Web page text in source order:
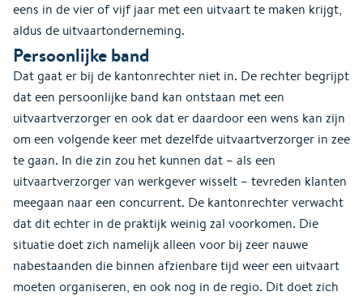
eens in de vier of vijf jaar met een uitvaart te maken krijgt,
aldus de uitvaartonderneming.
Persoonlijke band
Dat gaat er bij de kantonrechter niet in. De rechter begrijpt
dat een persoonlijke band kan ontstaan met een
uitvaartverzorger en ook dat er daardoor een wens kan zijn
om een volgende keer met dezelfde uitvaartverzorger in zee
te gaan. In die zin zou het kunnen dat – als een
uitvaartverzorger van werkgever wisselt – tevreden klanten
meegaan naar een concurrent. De kantonrechter verwacht
dat dit echter in de praktijk weinig zal voorkomen. Die
situatie doet zich namelijk alleen voor bij zeer nauwe
nabestaanden die binnen afzienbare tijd weer een uitvaart
moeten organiseren, en ook nog in de regio. Dit doet zich